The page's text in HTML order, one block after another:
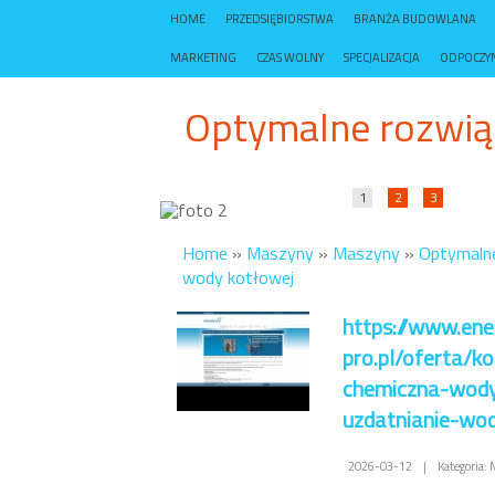
HOME PRZEDSIĘBIORSTWA BRANŻA BUDOWLANA
MARKETING CZAS WOLNY SPECJALIZACJA
Optymalne
1 2 3
Home » Maszyny » Maszyny »
wody kotłowej
https://
pro.pl/oferta/
chemiczna-
uzdatnianie-
2026-03-12 | Kategoria: